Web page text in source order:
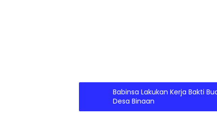
Babinsa Lakukan Kerja Bakti
Desa Binaan